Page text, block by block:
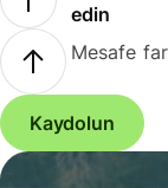
edin
Mesafe
Kaydolun